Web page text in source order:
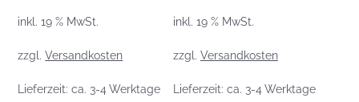
inkl. 19 % MwSt.
zzgl.Versandkosten
Lieferzeit:ca. 3-4 Werktage
inkl. 19 % MwSt.
zzgl. Versandkosten
Lieferzeit: ca. 3-4 Werktage